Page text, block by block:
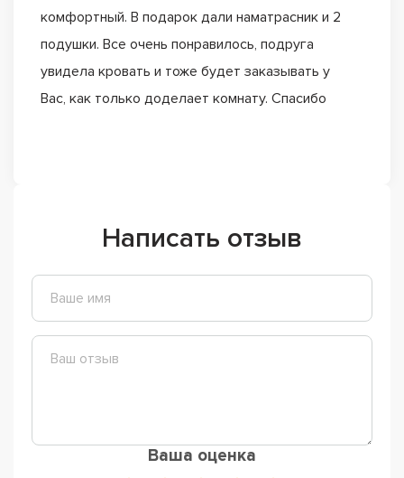
комфортный. В подарок дали наматрасник и 2
подушки. Все очень понравилось, подруга
увидела кровать и тоже будет заказывать у
Вас, как только доделает комнату. Спасибо
Написать отзыв
Ваша оценка